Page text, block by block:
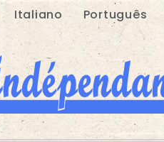
Italiano Português